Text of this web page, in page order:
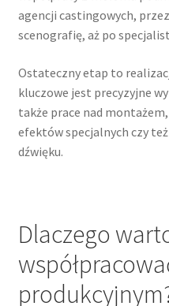
agencji castingowych,
scenografię, aż po
Ostateczny etap to
kluczowe jest precyzyjne
także prace nad
efektów specjalnych czy
dźwięku.
Dlaczego